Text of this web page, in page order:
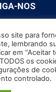
NOS
Política
de Privacidade
site para
lembrando
em “Aceitar
os
de
controlado.